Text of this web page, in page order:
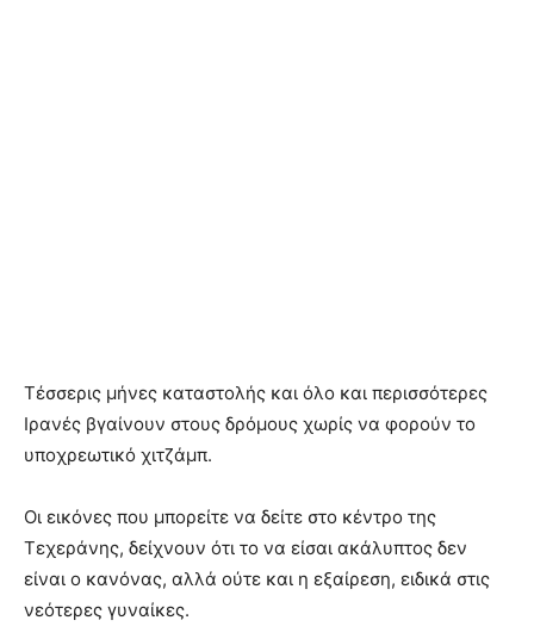
Τέσσερις μήνες καταστολής και όλο και περισσότερες
Ιρανές βγαίνουν στους δρόμους χωρίς να φορούν το
υποχρεωτικό χιτζάμπ.
Οι εικόνες που μπορείτε να δείτε στο κέντρο της
Τεχεράνης, δείχνουν ότι το να είσαι ακάλυπτος δεν
είναι ο κανόνας, αλλά ούτε και η εξαίρεση, ειδικά στις
νεότερες γυναίκες.